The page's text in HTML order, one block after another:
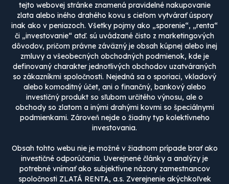
tejto webovej stránke znamená pravidelné nakupovanie
zlata alebo iného drahého kovu s cieľom vytvárať úspory
inak ako v peniazoch. Všetky pojmy ako „sporenie“, „renta“
či „investovanie“ atď. sú uvádzané čisto z marketingových
dôvodov, pričom právne záväzný je obsah kúpnej alebo inej
zmluvy a všeobecných obchodných podmienok, kde je
definovaný charakter jednotlivých obchodov uzatváraných
so zákazníkmi spoločnosti. Nejedná sa o sporiaci, vkladový
alebo komoditný účet, ani o finančný, bankový alebo
investičný produkt so sľubom určitého výnosu, ale o
obchody so zlatom a inými drahými kovmi so špeciálnymi
podmienkami. Zároveň nejde o žiadny typ kolektívneho
investovania.
Obsah tohto webu nie je možné v žiadnom prípade brať ako
investičné odporúčania. Uverejnené články a analýzy je
potrebné vnímať ako subjektívne názory zamestnancov
spoločnosti ZLATÁ RENTA, a.s. Zverejnenie akýchkoľvek